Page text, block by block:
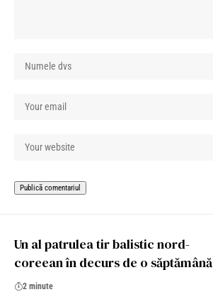
Un al patrulea tir balistic nord-
coreean în decurs de o săptămână
2 minute